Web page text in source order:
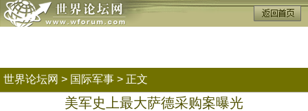
世界论坛网 > 国际军事 > 正文
美军史上最大萨德采购案曝光